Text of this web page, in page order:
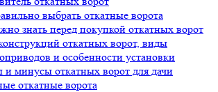
выбрать откатные ворота
знать перед покупкой откатных ворот
откатных ворот, виды
и особенности установки
минусы откатных ворот для дачи
откатные ворота